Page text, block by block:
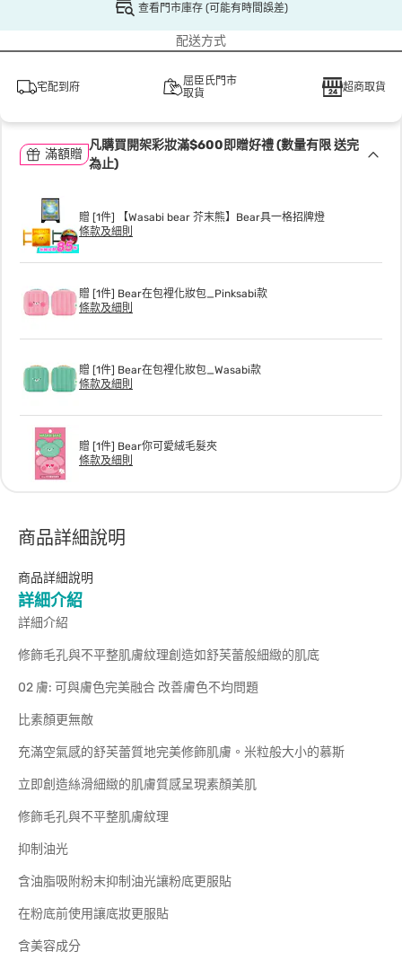
查看門市庫存 (可能有時間誤差)
配送方式
宅配到府
屈臣氏門市
取貨
超商取貨
滿額贈
凡購買開架彩妝滿$600即贈好禮 (數量有限 送完
為止)
贈 [1件] 【Wasabi bear 芥末熊】Bear具一格招牌燈
條款及細則
贈 [1件] Bear在包裡化妝包_Pinksabi款
條款及細則
贈 [1件] Bear在包裡化妝包_Wasabi款
條款及細則
贈 [1件] Bear你可愛絨毛髮夾
條款及細則
商品詳細說明
商品詳細說明
詳細介紹
詳細介紹
修飾毛孔與不平整肌膚紋理創造如舒芙蕾般細緻的肌底
02 膚: 可與膚色完美融合 改善膚色不均問題
比素顏更無敵
充滿空氣感的舒芙蕾質地完美修飾肌膚。米粒般大小的慕斯
立即創造絲滑細緻的肌膚質感呈現素顏美肌
修飾毛孔與不平整肌膚紋理
抑制油光
含油脂吸附粉末抑制油光讓粉底更服貼
在粉底前使用讓底妝更服貼
含美容成分